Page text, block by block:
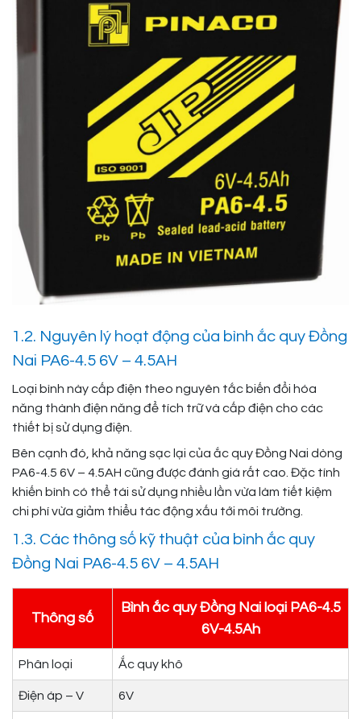
1.2. Nguyên lý hoạt động của bình ắc quy Đồng
Nai PA6-4.5 6V – 4.5AH
Loại bình này cấp điện theo nguyên tắc biến đổi hóa
năng thành điện năng để tích trữ và cấp điện cho các
thiết bị sử dụng điện.
Bên cạnh đó, khả năng sạc lại của ắc quy Đồng Nai dòng
PA6-4.5 6V – 4.5AH cũng được đánh giá rất cao. Đặc tính
khiến bình có thể tái sử dụng nhiều lần vừa làm tiết kiệm
chi phí vừa giảm thiểu tác động xấu tới môi trường.
1.3. Các thông số kỹ thuật của bình ắc quy
Đồng Nai PA6-4.5 6V – 4.5AH
Thông số
Bình ắc quy Đồng Nai loại PA6-4.5
6V-4.5Ah
Phân loại Ắc quy khô
Điện áp – V 6V